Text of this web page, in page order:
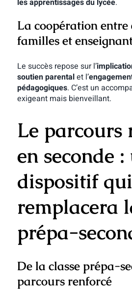
La coopération entre
familles et
Le succès repose sur l’
soutien parentalet l’
pédagogiques. C’est un
exigeant mais bienveillant.
Le parcours
en seconde :
dispositif qui
remplacera
prépa-
De la classe prépa-
parcours renforcé